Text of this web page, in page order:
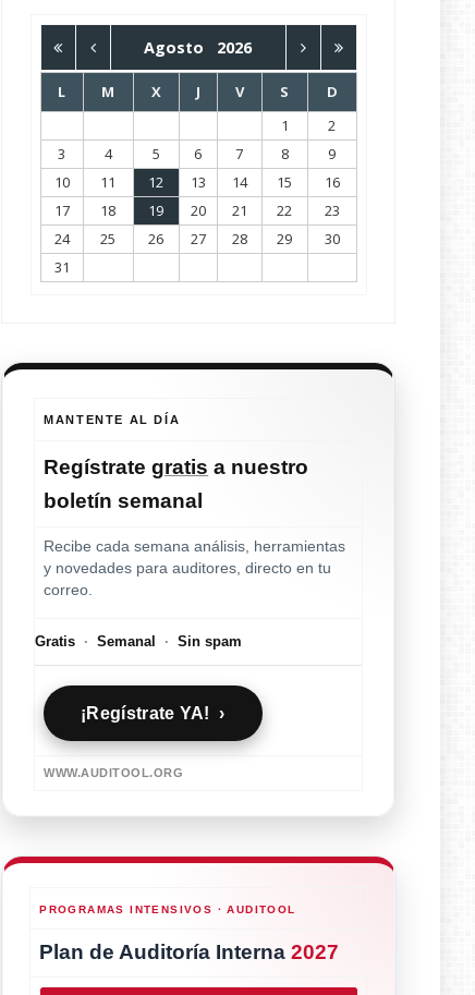
Agosto 2026
L M X J V S
D
1
2
3
4 5 6 7 8
9
10
11 12 13 14 15
16
17
18 19 20 21 22
23
24
25 26 27 28 29
30
31
MANTENTE AL DÍA
Regístrategratis a nuestro
boletín semanal
Recibe cada semana análisis, herramientas
y novedades para auditores, directo en tu
correo.
Gratis · Semanal · Sin spam
¡Regístrate YA! ›
WWW.AUDITOOL.ORG
PROGRAMAS INTENSIVOS · AUDITOOL
Plan de Auditoría Interna2027